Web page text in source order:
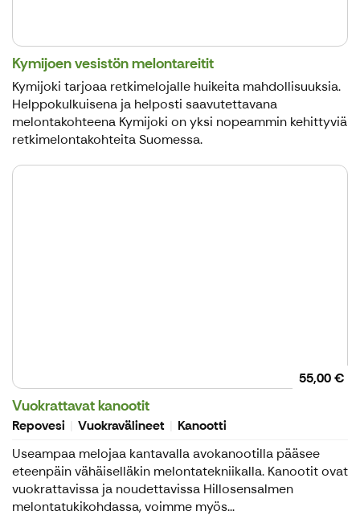
Kymijoen vesistön melontareitit
Kymijoki tarjoaa retkimelojalle huikeita mahdollisuuksia.
Helppokulkuisena ja helposti saavutettavana
melontakohteena Kymijoki on yksi nopeammin kehittyviä
retkimelontakohteita Suomessa.
55,00 €
Vuokrattavat kanootit
Repovesi Vuokravälineet
Kanootti
Useampaa melojaa kantavalla avokanootilla pääsee
eteenpäin vähäiselläkin melontatekniikalla. Kanootit ovat
vuokrattavissa ja noudettavissa Hillosensalmen
melontatukikohdassa, voimme myös...